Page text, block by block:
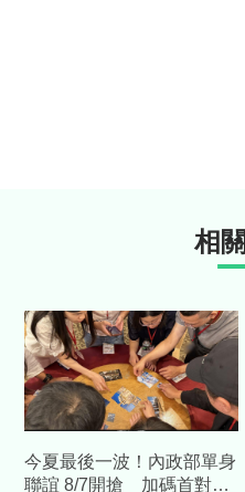
相
今夏最後一波！內政部單身
聯誼 8/7開搶 加碼首對結